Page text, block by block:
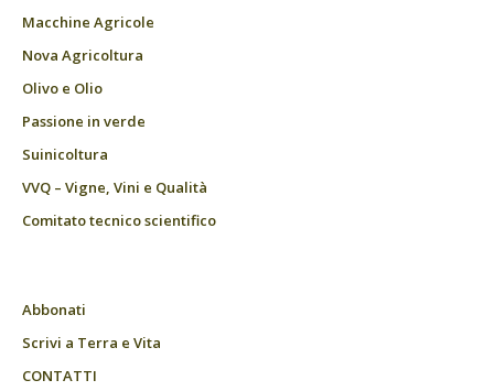
Macchine Agricole
Nova Agricoltura
Olivo e Olio
Passione in verde
Suinicoltura
VVQ – Vigne, Vini e Qualità
Comitato tecnico scientifico
Abbonati
Scrivi a Terra e Vita
CONTATTI